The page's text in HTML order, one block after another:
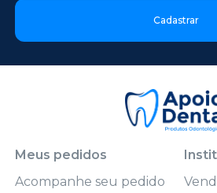
Cadastrar
Meus pedidos
Acompanhe seu pedido